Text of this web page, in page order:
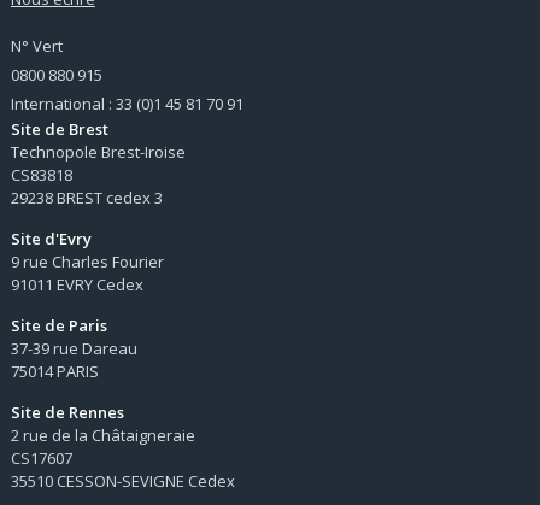
N° Vert
0800 880 915
International : 33 (0)1 45 81 70 91
Site de Brest
Technopole Brest-Iroise
CS83818
29238 BREST cedex 3
Site d'Evry
9 rue Charles Fourier
91011 EVRY Cedex
Site de Paris
37-39 rue Dareau
75014 PARIS
Site de Rennes
2 rue de la Châtaigneraie
CS17607
35510 CESSON-SEVIGNE Cedex